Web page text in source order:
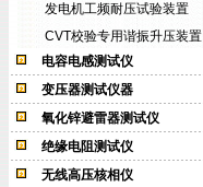
发电机工频耐压试验装置
CVT校验专用谐振升压装置
电容电感测试仪
变压器测试仪器
氧化锌避雷器测试仪
绝缘电阻测试仪
无线高压核相仪